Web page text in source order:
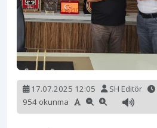
17.07.2025 12:05 SH Editör
954 okunma